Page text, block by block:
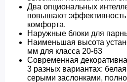
Два опциональных
повышают эффективность
комфорта.
Наружные блоки для
Наименьшая высота
мм для класса 20-63
Современная
3 разных вариантах:
серыми заслонками,